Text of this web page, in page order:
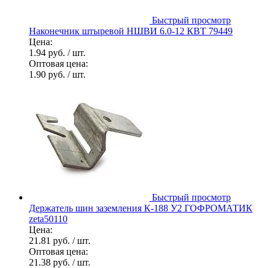
Быстрый просмотр
Наконечник штыревой НШВИ 6.0-12 КВТ 79449
Цена:
1.94 руб. / шт.
Оптовая цена:
1.90 руб. / шт.
Быстрый просмотр
Держатель шин заземления К-188 У2 ГОФРОМАТИК
zeta50110
Цена:
21.81 руб. / шт.
Оптовая цена:
21.38 руб. / шт.